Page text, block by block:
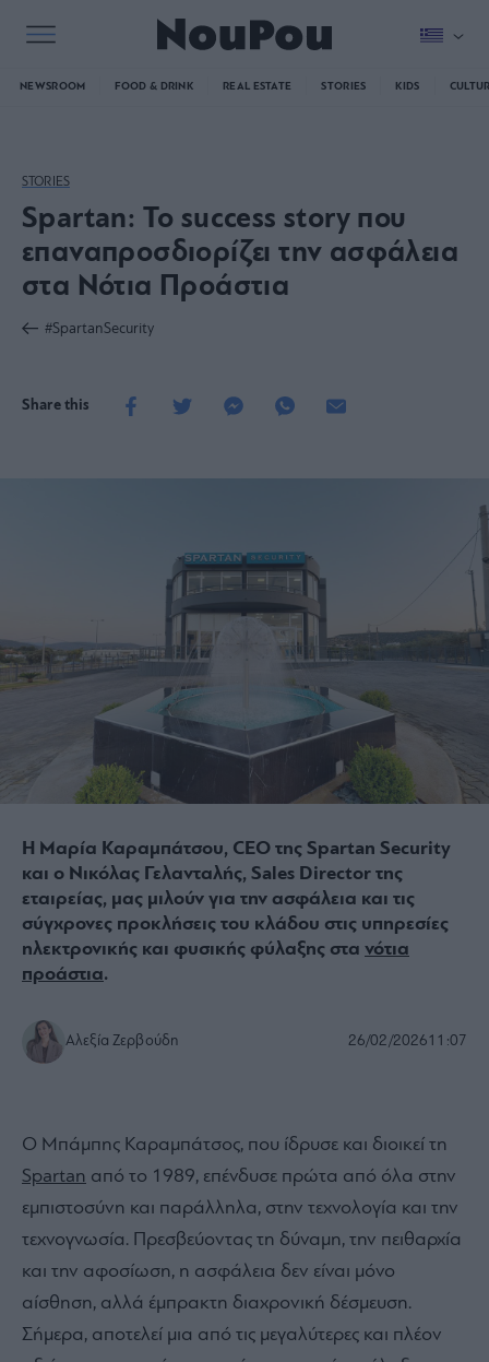
NEWSROOM FOOD & DRINK REAL ESTATE STORIES KIDS
STORIES
Spartan: Το success story που
επαναπροσδιορίζει την ασφάλεια
στα Νότια Προάστια
#SpartanSecurity
Share this
Η Μαρία Καραμπάτσου, CEO της Spartan Security
και ο Νικόλας Γελανταλής, Sales Director της
εταιρείας, μας μιλούν για την ασφάλεια και τις
σύγχρονες προκλήσεις του κλάδου στις υπηρεσίες
ηλεκτρονικής και φυσικής φύλαξης στα νότια
προάστια.
Αλεξία Ζερβούδη 26/02/202611:07
Ο Μπάμπης Καραμπάτσος, που ίδρυσε και διοικεί τη
Spartan από το 1989, επένδυσε πρώτα από όλα στην
εμπιστοσύνη και παράλληλα, στην τεχνολογία και την
τεχνογνωσία. Πρεσβεύοντας τη δύναμη, την πειθαρχία
και την αφοσίωση, η ασφάλεια δεν είναι μόνο
αίσθηση, αλλά έμπρακτη διαχρονική δέσμευση.
Σήμερα, αποτελεί μια από τις μεγαλύτερες και πλέον